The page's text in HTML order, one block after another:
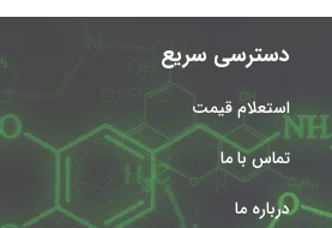
دسترسی سریع
استعلام قیمت
تماس با ما
درباره ما